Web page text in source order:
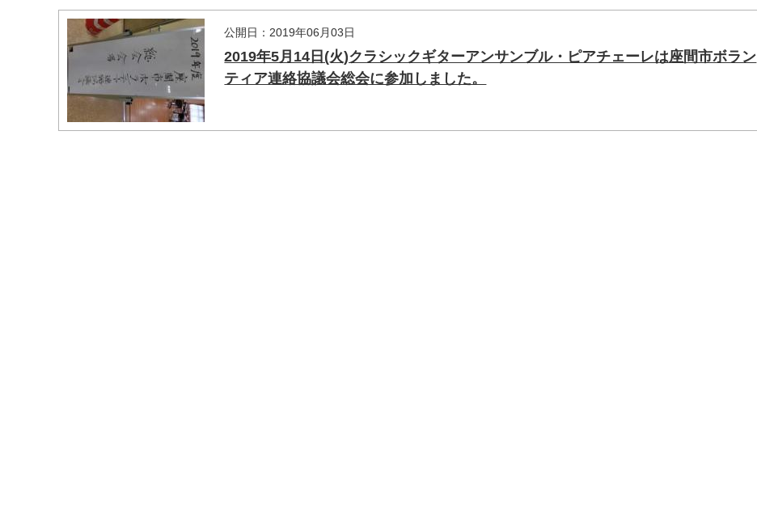
公開日：2019年06月03日
2019年5月14日(火)クラシックギターアンサンブル・ピアチェーレは座間市ボラン
ティア連絡協議会総会に参加しました。